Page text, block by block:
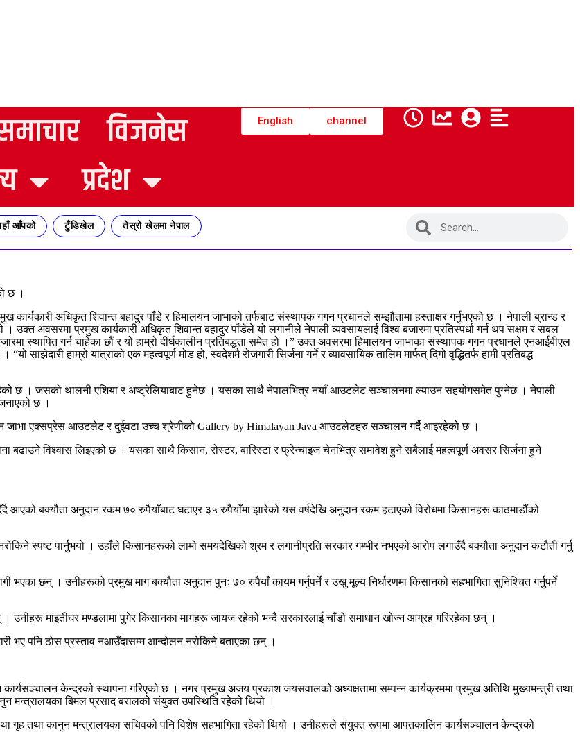
विजनेस
प्रदेश
English channel
आँपको टुँडिखेल तेस्रो खेलमा नेपाल
छ ।
कार्यकारी अधिकृत शिवान्त बहादुर पाँडे र हिमालयन जाभाको तर्फबाट संस्थापक गगन प्रधानले सम्झौतामा हस्ताक्षर गर्नुभएको छ । नेपाली ब्रान्ड र
। उक्त अवसरमा प्रमुख कार्यकारी अधिकृत शिवान्त बहादुर पाँडेले यो लगानीले नेपाली व्यवसायलाई विश्व बजारमा प्रतिस्पर्धा गर्न थप सक्षम र सबल
स्थापित गर्न चाहेका छौं र यो हाम्रो दीर्घकालीन प्रतिबद्धता समेत हो ।” उक्त अवसरमा हिमालयन जाभाका संस्थापक गगन प्रधानले एनआईबीएल
साझेदारी हाम्रो यात्राको एक महत्वपूर्ण मोड हो, स्वदेशमै रोजगारी सिर्जना गर्ने र व्यावसायिक तालिम मार्फत् दिगो वृद्धितर्फ हामी प्रतिबद्ध
रहेको छ । जसको थालनी एशिया र अष्ट्रेलियाबाट हुनेछ । यसका साथै नेपालभित्र नयाँ आउटलेट सञ्चालनमा ल्याउन सहयोगसमेत पुग्नेछ । नेपाली
छ ।
जाभा एक्सप्रेस आउटलेट र दुईवटा उच्च श्रेणीको Gallery by Himalayan Java आउटलेटहरु सञ्चालन गर्दै आइरहेको छ ।
बढाउने विश्वास लिइएको छ । यसका साथै किसान, रोस्टर, बारिस्टा र फ्रेन्चाइज चेनभित्र समावेश हुने सबैलाई महत्वपूर्ण अवसर सिर्जना हुने
बक्यौता अनुदान रकम ७० रुपैयाँबाट घटाएर ३५ रुपैयाँमा झारेको यस वर्षदेखि अनुदान रकम हटाएको विरोधमा किसानहरू काठमाडौंको
स्पष्ट पार्नुभयो । उहाँले किसानहरूको लामो समयदेखिको श्रम र लगानीप्रति सरकार गम्भीर नभएको आरोप लगाउँदै बक्यौता अनुदान कटौती गर्नु
भएका छन् । उनीहरूको प्रमुख माग बक्यौता अनुदान पुनः ७० रुपैयाँ कायम गर्नुपर्ने र उखु मूल्य निर्धारणमा किसानको सहभागिता सुनिश्चित गर्नुपर्ने
माइतीघर मण्डलामा पुगेर किसानका मागहरू जायज रहेको भन्दै सरकारलाई चाँडो समाधान खोज्न आग्रह गरिरहेका छन् ।
भए पनि ठोस प्रस्ताव नआउँदासम्म आन्दोलन नरोकिने बताएका छन् ।
केन्द्रको स्थापना गरिएको छ । नगर प्रमुख अजय प्रकाश जयसवालको अध्यक्षतामा सम्पन्न कार्यक्रममा प्रमुख अतिथि मुख्यमन्त्री तथा
मन्त्रालयका बिमल प्रसाद बरालको संयुक्त उपस्थिति रहेको थियो ।
गृह तथा कानुन मन्त्रालयका सचिवको पनि विशेष सहभागिता रहेको थियो । उनीहरूले संयुक्त रूपमा आपतकालिन कार्यसञ्चालन केन्द्रको